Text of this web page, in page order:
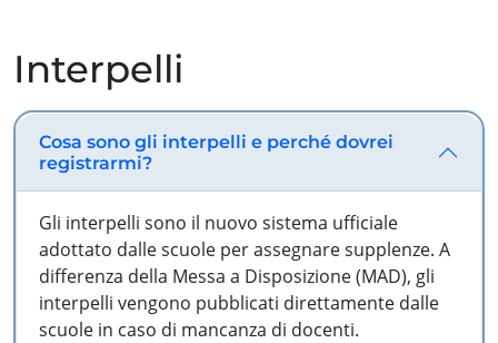
Interpelli
Cosa sono gli interpelli e perché dovrei
registrarmi?
Gli interpelli sono il nuovo sistema ufficiale
adottato dalle scuole per assegnare supplenze. A
differenza della Messa a Disposizione (MAD), gli
interpelli vengono pubblicati direttamente dalle
scuole in caso di mancanza di docenti.